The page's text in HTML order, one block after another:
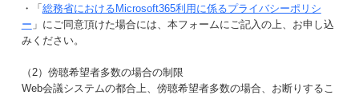
・「 総務省におけるMicrosoft365利用に係るプライバシーポリシ
ー 」にご同意頂けた場合には、本フォームにご記入の上、お申し込
みください。
（2）傍聴希望者多数の場合の制限
Web会議システムの都合上、傍聴希望者多数の場合、お断りするこ